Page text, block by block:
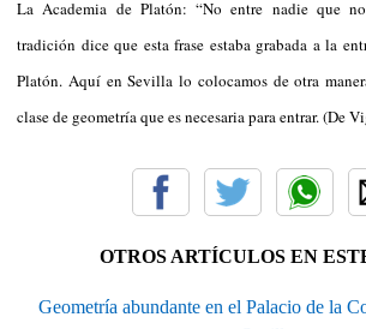
La Academia de Platón: “No entre nadie que
tradición dice que esta frase estaba grabada a la
Platón. Aquí en Sevilla lo colocamos de otra
clase de geometría que es necesaria para entrar. (De
OTROS ARTÍCULOS EN
Geometría abundante en el Palacio de la